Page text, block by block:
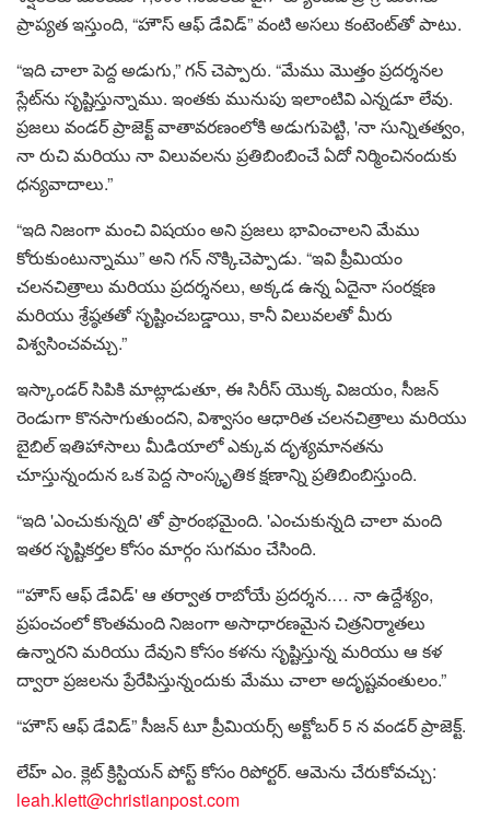
ప్రాప్యత ఇస్తుంది, “హౌస్ ఆఫ్ డేవిడ్” వంటి అసలు కంటెంట్‌తో పాటు.
“ఇది చాలా పెద్ద అడుగు,” గన్ చెప్పారు. “మేము మొత్తం ప్రదర్శనల
స్లేట్‌ను సృష్టిస్తున్నాము. ఇంతకు మునుపు ఇలాంటివి ఎన్నడూ లేవు.
ప్రజలు వండర్ ప్రాజెక్ట్ వాతావరణంలోకి అడుగుపెట్టి, 'నా సున్నితత్వం,
నా రుచి మరియు నా విలువలను ప్రతిబింబించే ఏదో నిర్మించినందుకు
ధన్యవాదాలు.”
“ఇది నిజంగా మంచి విషయం అని ప్రజలు భావించాలని మేము
కోరుకుంటున్నాము” అని గన్ నొక్కిచెప్పాడు. “ఇవి ప్రీమియం
చలనచిత్రాలు మరియు ప్రదర్శనలు, అక్కడ ఉన్న ఏదైనా సంరక్షణ
మరియు శ్రేష్ఠతతో సృష్టించబడ్డాయి, కానీ విలువలతో మీరు
విశ్వసించవచ్చు.”
ఇస్కాండర్ సిపికి మాట్లాడుతూ, ఈ సిరీస్ యొక్క విజయం, సీజన్
రెండుగా కొనసాగుతుందని, విశ్వాసం ఆధారిత చలనచిత్రాలు మరియు
బైబిల్ ఇతిహాసాలు మీడియాలో ఎక్కువ దృశ్యమానతను
చూస్తున్నందున ఒక పెద్ద సాంస్కృతిక క్షణాన్ని ప్రతిబింబిస్తుంది.
“ఇది 'ఎంచుకున్నది' తో ప్రారంభమైంది. 'ఎంచుకున్నది చాలా మంది
ఇతర సృష్టికర్తల కోసం మార్గం సుగమం చేసింది.
“'హౌస్ ఆఫ్ డేవిడ్' ఆ తర్వాత రాబోయే ప్రదర్శన.… నా ఉద్దేశ్యం,
ప్రపంచంలో కొంతమంది నిజంగా అసాధారణమైన చిత్రనిర్మాతలు
ఉన్నారని మరియు దేవుని కోసం కళను సృష్టిస్తున్న మరియు ఆ కళ
ద్వారా ప్రజలను ప్రేరేపిస్తున్నందుకు మేము చాలా అదృష్టవంతులం.”
“హౌస్ ఆఫ్ డేవిడ్” సీజన్ టూ ప్రీమియర్స్ అక్టోబర్ 5 న వండర్ ప్రాజెక్ట్.
లేహ్ ఎం. క్లెట్ క్రిస్టియన్ పోస్ట్ కోసం రిపోర్టర్. ఆమెను చేరుకోవచ్చు:
leah.klett@christianpost.com